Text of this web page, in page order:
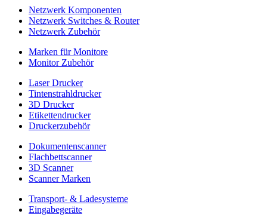
Netzwerk Komponenten
Netzwerk Switches & Router
Netzwerk Zubehör
Marken für Monitore
Monitor Zubehör
Laser Drucker
Tintenstrahldrucker
3D Drucker
Etikettendrucker
Druckerzubehör
Dokumentenscanner
Flachbettscanner
3D Scanner
Scanner Marken
Transport- & Ladesysteme
Eingabegeräte